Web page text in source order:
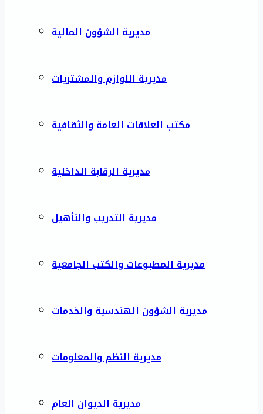
مديرية الشؤون المالية
مديرية اللوازم والمشتريات
مكتب العلاقات العامة والثقافية
مديرية الرقابة الداخلية
مديرية التدريب والتأهيل
مديرية المطبوعات والكتب الجامعية
مديرية الشؤون الهندسية والخدمات
مديرية النظم والمعلومات
مديرية الديوان العام